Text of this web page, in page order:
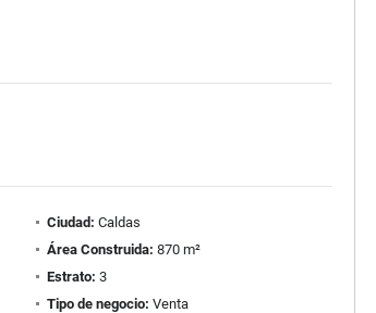
Ciudad: Caldas
Área Construida: 870 m²
Estrato: 3
Tipo de negocio: Venta